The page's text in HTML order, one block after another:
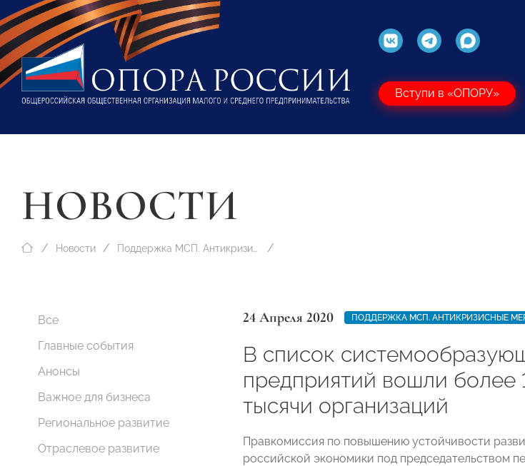
Вступи в «ОПОРУ»
НОВОСТИ
Новости Поддержка МСП. Антикризисные меры
Все
Главные события
Анонсы
Важное для бизнеса
Региональное развитие
Отраслевое развитие
24 Апреля 2020 ПОДДЕРЖКА МСП. АНТИКРИЗИСНЫЕ
В список
предприятий вошли более
тысячи организаций
Правкомиссия по повышению устойчивости
российской экономики под председательством